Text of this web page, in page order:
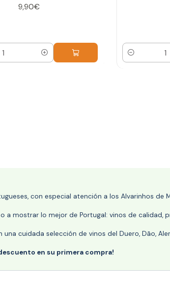
9,90€
Cantidad
con especial atención a los Alvarinhos
mostrar lo mejor de Portugal: vinos de
cuidada selección de vinos del Duero, Dão,
en su primera compra!